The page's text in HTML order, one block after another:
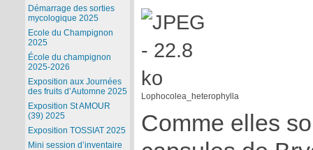
Lophocolea_heterophy­lla
Comme elles
Démarrage des sorties
mycologique 2025
Ecole du Champignon
2025
École du champignon
2025-2026
Exposition aux Journées
des fruits d’Automne 2025
Exposition St AMOUR
(39) 2025
Exposition TOSSIAT 2025
Mini session d’inventaire